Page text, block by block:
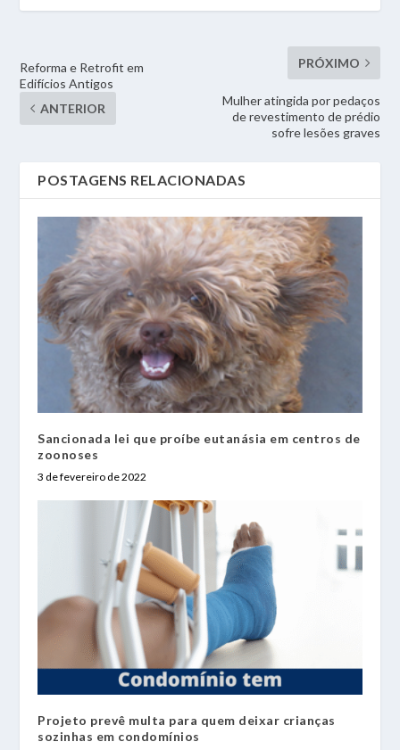
Reforma e Retrofit em
Edifícios Antigos
ANTERIOR
PRÓXIMO
Mulher atingida por pedaços
de revestimento de prédio
sofre lesões graves
POSTAGENS RELACIONADAS
Sancionada lei que proíbe eutanásia em centros de
zoonoses
3 de fevereiro de 2022
Projeto prevê multa para quem deixar crianças
sozinhas em condomínios